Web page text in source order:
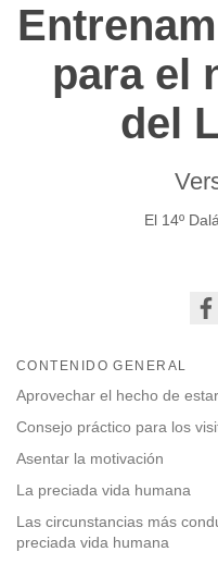
para el
del
El 14º
CONTENIDO GENERAL
Aprovechar el hecho de
Consejo práctico para los
Asentar la motivación
La preciada vida humana
Las circunstancias más
preciada vida humana